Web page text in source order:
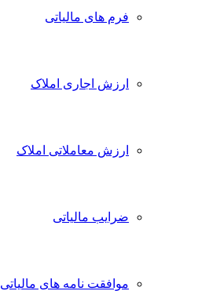
فرم های مالیاتی
ارزش اجاری املاک
ارزش معاملاتی املاک
ضرایب مالیاتی
موافقت نامه های مالیاتی